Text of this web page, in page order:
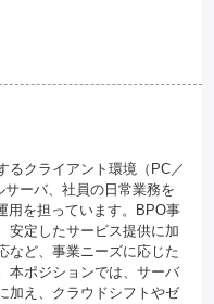
るクライアント環境（PC／
ーバ、社員の日常業務を
用を担っています。BPO事
安定したサービス提供に加
など、事業ニーズに応じた
本ポジションでは、サーバ
加え、クラウドシフトやゼ